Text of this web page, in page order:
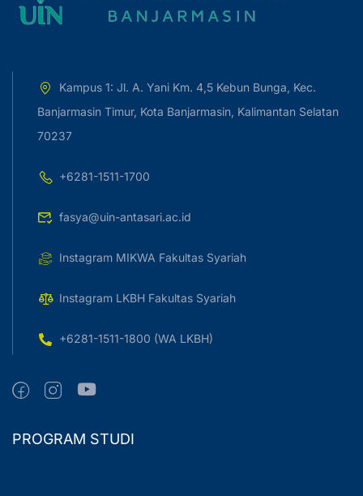
Kampus 1: Jl. A. Yani Km. 4,5 Kebun Bunga, Kec.
Banjarmasin Timur, Kota Banjarmasin, Kalimantan Selatan
70237
+6281-1511-1700
fasya@uin-antasari.ac.id
Instagram MIKWA Fakultas Syariah
Instagram LKBH Fakultas Syariah
+6281-1511-1800 (WA LKBH)
PROGRAM STUDI